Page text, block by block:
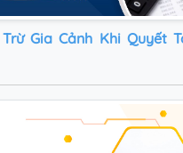
Gia Cảnh Khi Quyết